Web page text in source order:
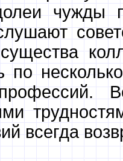
чужды
по
всегда